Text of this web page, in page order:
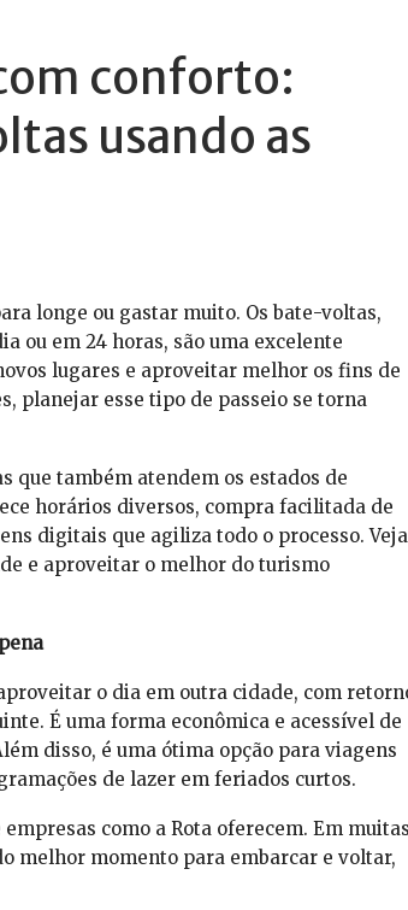
conforto:
usando as
longe ou gastar muito. Os bate-voltas,
ou em 24 horas, são uma excelente
lugares e aproveitar melhor os fins de
planejar esse tipo de passeio se torna
que também atendem os estados de
horários diversos, compra facilitada de
digitais que agiliza todo o processo. Veja
e aproveitar o melhor do turismo
o dia em outra cidade, com
É uma forma econômica e acessível de
disso, é uma ótima opção para viagens
de lazer em feriados curtos.
como a Rota oferecem. Em
melhor momento para embarcar e voltar,